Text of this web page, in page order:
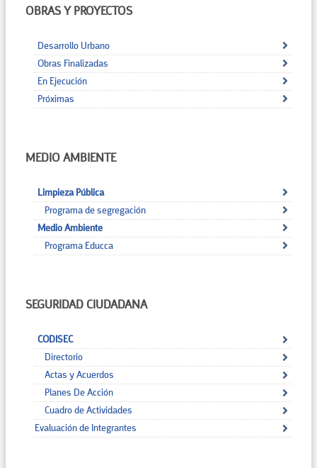
OBRAS Y PROYECTOS
Desarrollo Urbano
Obras Finalizadas
En Ejecución
Próximas
MEDIO AMBIENTE
Limpieza Pública
Programa de segregación
Medio Ambiente
Programa Educca
SEGURIDAD CIUDADANA
CODISEC
Directorio
Actas y Acuerdos
Planes De Acción
Cuadro de Actividades
Evaluación de Integrantes